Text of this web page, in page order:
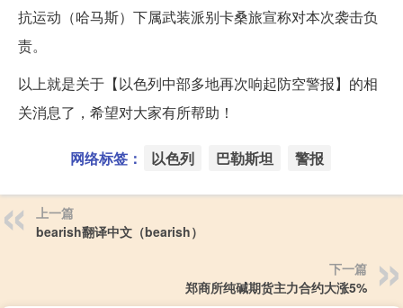
抗运动（哈马斯）下属武装派别卡桑旅宣称对本次袭击负
责。
以上就是关于【以色列中部多地再次响起防空警报】的相
关消息了，希望对大家有所帮助！
网络标签： 以色列 巴勒斯坦 警报
上一篇
bearish翻译中文（bearish）
下一篇
郑商所纯碱期货主力合约大涨5%